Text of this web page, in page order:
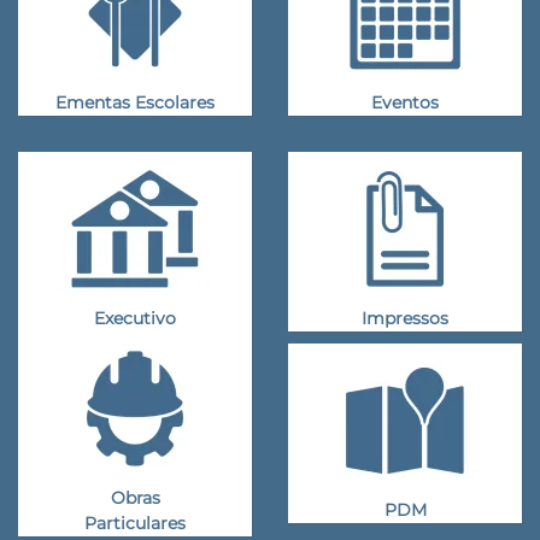
Ementas Escolares Eventos
Executivo Impressos
Obras
Particulares
PDM